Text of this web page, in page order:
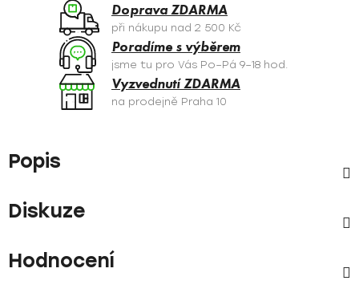
Doprava ZDARMA
při nákupu nad 2 500 Kč
Poradíme s výběrem
jsme tu pro Vás Po–Pá 9–18 hod.
Vyzvednutí ZDARMA
na prodejně Praha 10
Popis
Diskuze
Hodnocení